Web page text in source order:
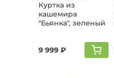
Куртка из
кашемира
"Бьянка", зеленый
9 999 ₽